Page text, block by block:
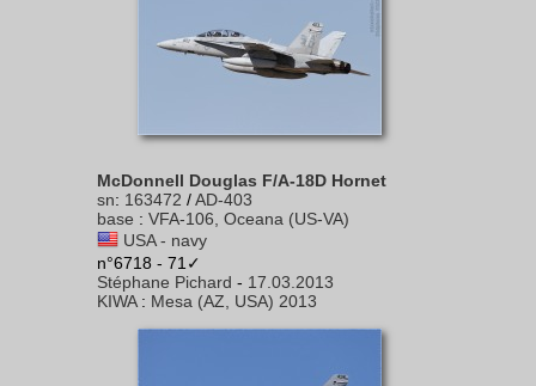
McDonnell Douglas F/A-18D Hornet
sn: 163472 /AD-403
base : VFA-106, Oceana (US-VA)
USA - navy
n°6718 - 71✓
Stéphane Pichard - 17.03.2013
KIWA: Mesa (AZ, USA) 2013